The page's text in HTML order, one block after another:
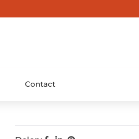
Contact